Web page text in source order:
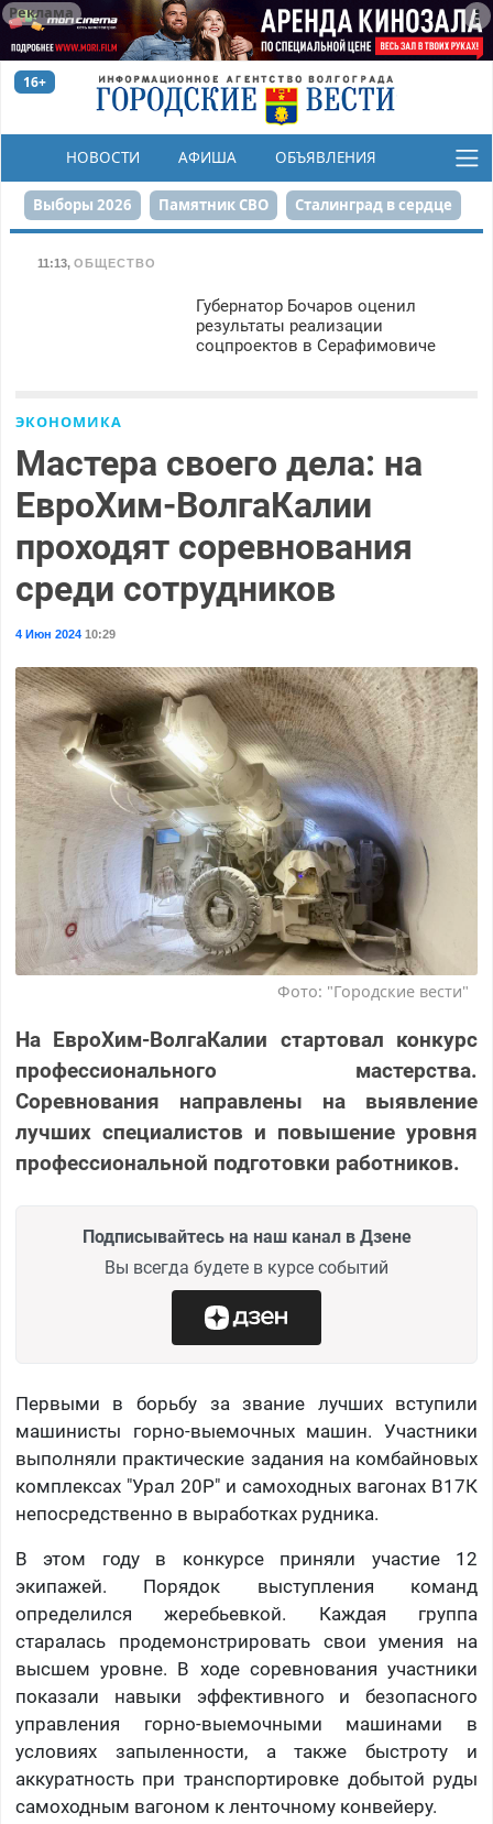
Реклама
16+
НОВОСТИ АФИША ОБЪЯВЛЕНИЯ
КОНКУРСЫ
Выборы 2026 Памятник СВО Сталинград в сердце
Реконструкция ЦПКиО На службе городу
80-летие Победы Парк Героев-летчиков
11:13, ОБЩЕСТВО
Губернатор Бочаров оценил
результаты реализации
соцпроектов в Серафимовиче
ЭКОНОМИКА
Мастера своего дела: на
ЕвроХим-ВолгаКалии
проходят соревнования
среди сотрудников
4 Июн 202410:29
Фото: "Городские вести"
На ЕвроХим-ВолгаКалии стартовал конкурс
профессионального мастерства.
Соревнования направлены на выявление
лучших специалистов и повышение уровня
профессиональной подготовки работников.
Подписывайтесь на наш канал в Дзене
Вы всегда будете в курсе событий
Первыми в борьбу за звание лучших вступили
машинисты горно-выемочных машин. Участники
выполняли практические задания на комбайновых
комплексах "Урал 20Р" и самоходных вагонах В17К
непосредственно в выработках рудника.
В этом году в конкурсе приняли участие 12
экипажей. Порядок выступления команд
определился жеребьевкой. Каждая группа
старалась продемонстрировать свои умения на
высшем уровне. В ходе соревнования участники
показали навыки эффективного и безопасного
управления горно-выемочными машинами в
условиях запыленности, а также быстроту и
аккуратность при транспортировке добытой руды
самоходным вагоном к ленточному конвейеру.